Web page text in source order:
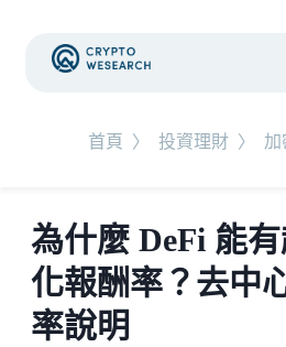
首頁 〉 投資理財 〉 加
為什麼 DeFi 能
化報酬率？去中
率說明